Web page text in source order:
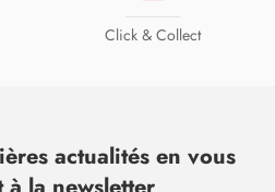
Click & Collect
actualités en vous